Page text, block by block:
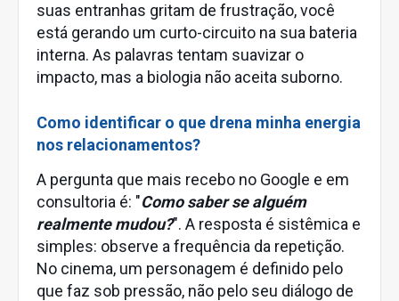
suas entranhas gritam de frustração, você
está gerando um curto-circuito na sua bateria
interna. As palavras tentam suavizar o
impacto, mas a biologia não aceita suborno.
Como identificar o que drena minha energia
nos relacionamentos?
A pergunta que mais recebo no Google e em
consultoria é: "Como saber se alguém
realmente mudou?". A resposta é sistêmica e
simples: observe a frequência da repetição.
No cinema, um personagem é definido pelo
que faz sob pressão, não pelo seu diálogo de